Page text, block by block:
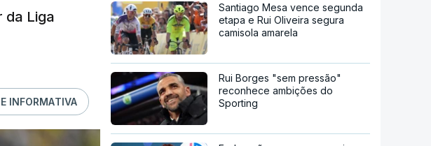
da Liga
INFORMATIVA
Santiago Mesa vence segunda
etapa e Rui Oliveira segura
camisola amarela
Rui Borges "sem pressão"
reconhece ambições do
Sporting